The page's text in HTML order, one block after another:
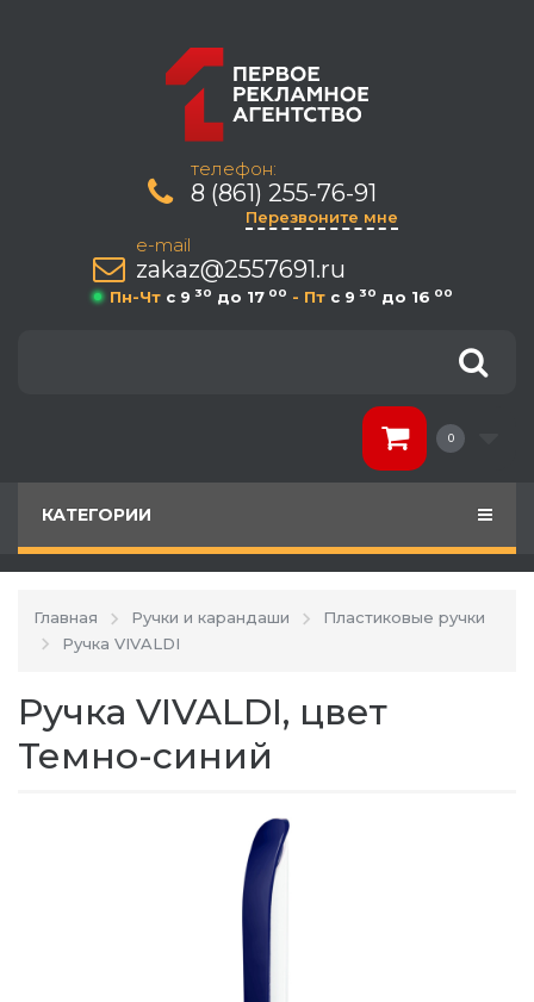
телефон:
8 (861) 255-76-91
Перезвоните мне
e-mail
zakaz@2557691.ru
Пн-Чт c 9 30 до 17 00 - Пт c 9 30 до 16 00
0
КАТЕГОРИИ
Главная Ручки и карандаши
Пластиковые ручки
Ручка VIVALDI
Ручка VIVALDI, цвет
Темно-синий